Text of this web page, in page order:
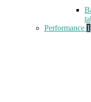
Performance 1